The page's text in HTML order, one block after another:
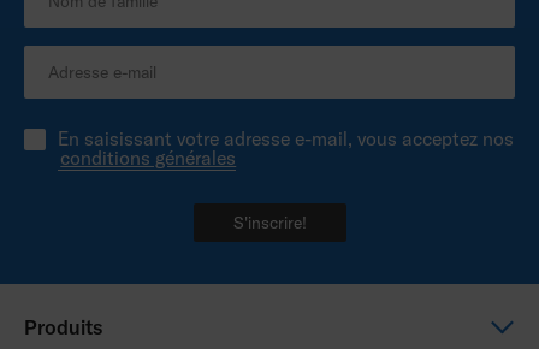
En saisissant votre adresse e-mail, vous acceptez nos
conditions générales
S'inscrire!
Produits